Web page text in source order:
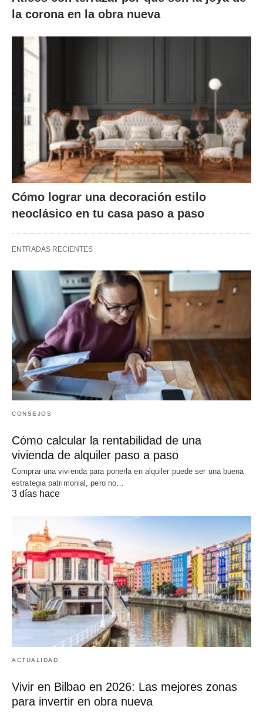
la corona en la obra nueva
Cómo lograr una decoración estilo
neoclásico en tu casa paso a paso
ENTRADAS RECIENTES
CONSEJOS
Cómo calcular la rentabilidad de una
vivienda de alquiler paso a paso
Comprar una vivienda para ponerla en alquiler puede ser una buena
estrategia patrimonial, pero no…
3 días hace
ACTUALIDAD
Vivir en Bilbao en 2026: Las mejores zonas
para invertir en obra nueva